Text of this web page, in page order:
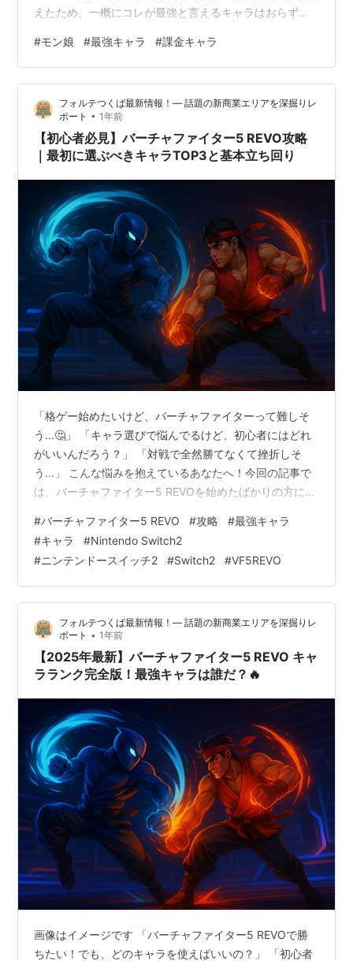
えたため、一概にコレが最強と言えるキャラはおらず、
とりあえず、課金パックで交換できるキャラにハズレな
し👈 課金キャラ クロム、アリストロメリア、ヴァニラ、
たまも（見切れ） 課金キャラが目に見えてわかるほど優
遇されてるので、この4体を完凸させて編成入れてれば現
時点では最強です（） 完凸にいくらかかるのか計算した
くもないですが… 課金…
#モン娘 #最強キャラ #課金キャラ
フォルテつくば最新情報！— 話題の新商業エリアを深掘りレ
ポート • 1年前
【初心者必見】バーチャファイター5 REVO攻略
｜最初に選ぶべきキャラTOP3と基本立ち回り
「格ゲー始めたいけど、バーチャファイターって難しそ
う...🤔」 「キャラ選びで悩んでるけど、初心者にはどれ
がいいんだろう？」 「対戦で全然勝てなくて挫折しそ
う...」 こんな悩みを抱えているあなたへ！今回の記事で
は、バーチャファイター5 REVOを始めたばかりの方に向
した！✨ 13年ぶりの大型アップデートで新たに生まれ変
わった『バーチャファイター5 REVO』は、ロールバック
ネットコード採用でオンライン対戦が超快適になってい
ます！🎮 📝 この記事を最後まで読めば... 初心者が最初に
選ぶべき「勝ちやすい」キャラクターがわかる！ 基本的
な立ち回り…
#バーチャファイター5 REVO #攻略 #最強キャラ
#キャラ #Nintendo Switch2
#ニンテンドースイッチ2 #Switch2 #VF5REVO
フォルテつくば最新情報！— 話題の新商業エリアを深掘りレ
ポート • 1年前
【2025年最新】バーチャファイター5 REVO キャ
ラランク完全版！最強キャラは誰だ？🔥
画像はイメージです 「バーチャファイター5 REVOで勝
ちたい！でも、どのキャラを使えばいいの？」 「初心者